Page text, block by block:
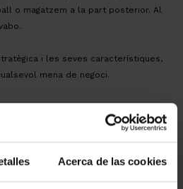
Acerca de las cookies
o magatzem a la part posterior. Al
i les seves característiques,
mena de negoci.